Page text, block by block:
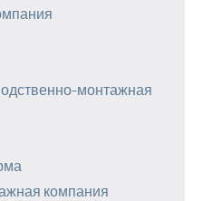
монтажная
компания